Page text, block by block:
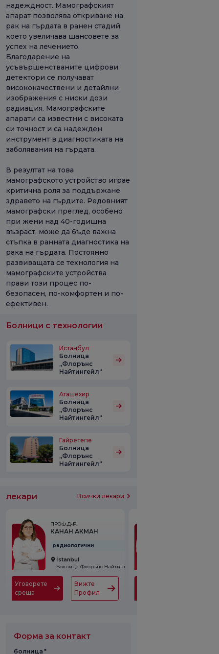
надеждност. Мамографският
апарат позволява откриване на
рак на гърдата в ранен стадий,
което увеличава шансовете за
успех на лечението.
Благодарение на
усъвършенстваните цифрови
детектори се получават
висококачествени и детайлни
изображения с ниски дози
радиация. Мамографските
апарати са известни с високата
си точност и са надежден
инструмент в диагностиката на
заболявания на гърдата.
В резултат на това
мамографското устройство играе
критична роля за поддържане
здравето на гърдите. Редовният
мамографски преглед, особено
при жени над 40-годишна
възраст, може да бъде важна
стъпка в ранната диагностика на
рака на гърдата. Постоянно
развиващата се технология на
мамографските устройства
прави този процес по-
безопасен, по-комфортен и по-
ефективен.
Болници с технологии
Истанбул
Болница
„Флорънс
Найтингейл“
Аташехир
Болница
„Флорънс
Найтингейл“
Гайретепе
Болница
„Флорънс
Найтингейл“
лекари Всички лекари
ПРОФ.Д-Р.
КАНАН АКМАН
радиологични
İstanbul
Уговорете
среща
Вижте
Профил
Форма за контакт
болница *